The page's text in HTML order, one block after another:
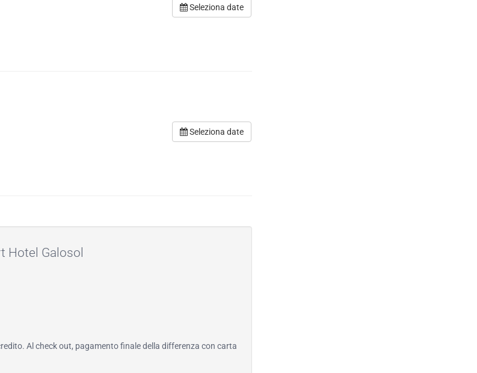
Seleziona date
Seleziona date
Hotel Galosol
Al check out, pagamento finale della differenza con carta